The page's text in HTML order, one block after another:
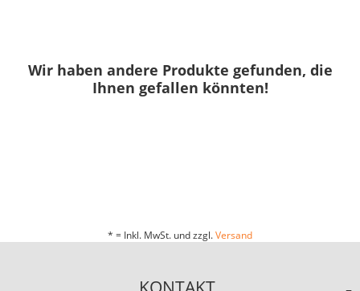
Wir haben andere Produkte gefunden, die
Ihnen gefallen könnten!
* = Inkl. MwSt. und zzgl.Versand